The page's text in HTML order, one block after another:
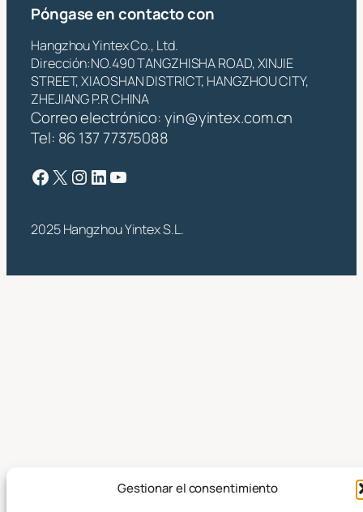
Gestionar el consentimiento
Póngase en contacto con
Hangzhou Yintex Co., Ltd.
Dirección:NO.490 TANGZHISHA ROAD, XINJIE
STREET, XIAOSHAN DISTRICT, HANGZHOU CITY,
ZHEJIANG P.R CHINA
Correo electrónico:yin@yintex.com.cn
Tel: 86 137 77375088
Facebook X Instagram LinkedIn YouTube
2025 Hangzhou Yintex S.L.